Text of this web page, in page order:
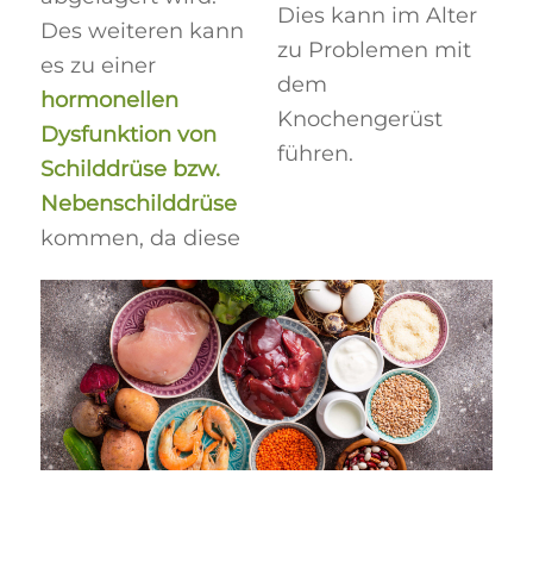
Des weiteren kann
es zu einer
hormonellen
Dysfunktion von
Schilddrüse bzw.
Nebenschilddrüse
kommen, da diese
Dies kann im Alter
zu Problemen mit
dem
Knochengerüst
führen.